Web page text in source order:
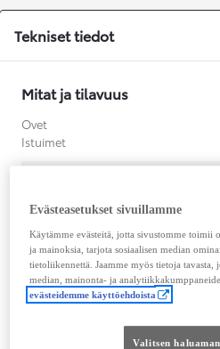
Tekniset tiedot
Mitat ja tilavuus
Ovet
Istuimet
Evästeasetukset sivuillamme
Käytämme evästeitä, jotta sivustomme toimii
ja mainoksia, tarjota sosiaalisen median
tietoliikennettä. Jaamme myös tietoja tavasta,
median, mainonta- ja
evästeidemme käyttöehdoista
Valitsen